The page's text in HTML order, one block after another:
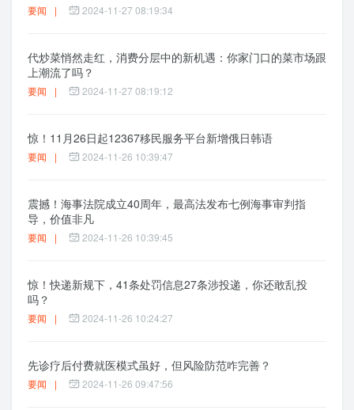
要闻 | 2024-11-27 08:19:34
代炒菜悄然走红，消费分层中的新机遇：你家门口的菜市场跟
上潮流了吗？
要闻 | 2024-11-27 08:19:12
惊！11月26日起12367移民服务平台新增俄日韩语
要闻 | 2024-11-26 10:39:47
震撼！海事法院成立40周年，最高法发布七例海事审判指
导，价值非凡
要闻 | 2024-11-26 10:39:45
惊！快递新规下，41条处罚信息27条涉投递，你还敢乱投
吗？
要闻 | 2024-11-26 10:24:27
先诊疗后付费就医模式虽好，但风险防范咋完善？
要闻 | 2024-11-26 09:47:56